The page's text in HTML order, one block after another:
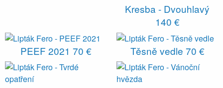
Kresba - Dvouhlavý
140 €
PEEF 2021 70 € Těsně vedle 70 €